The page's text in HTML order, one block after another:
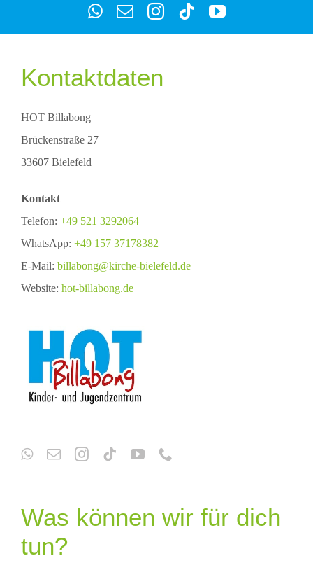
Kontaktdaten
HOT Billabong
Brückenstraße 27
33607 Bielefeld
Kontakt
Telefon: +49 521 3292064
WhatsApp: +49 157 37178382
E-Mail: billabong@kirche-bielefeld.de
Website: hot-billabong.de
Was können wir für dich
tun?